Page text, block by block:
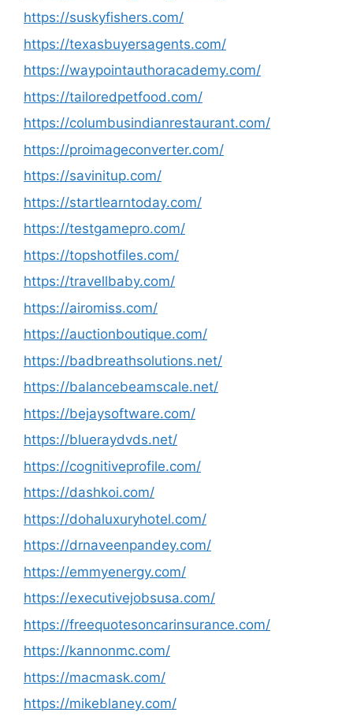
https://suskyfishers.com/
https://texasbuyersagents.com/
https://waypointauthoracademy.com/
https://tailoredpetfood.com/
https://columbusindianrestaurant.com/
https://proimageconverter.com/
https://savinitup.com/
https://startlearntoday.com/
https://testgamepro.com/
https://topshotfiles.com/
https://travellbaby.com/
https://airomiss.com/
https://auctionboutique.com/
https://badbreathsolutions.net/
https://balancebeamscale.net/
https://bejaysoftware.com/
https://blueraydvds.net/
https://cognitiveprofile.com/
https://dashkoi.com/
https://dohaluxuryhotel.com/
https://drnaveenpandey.com/
https://emmyenergy.com/
https://executivejobsusa.com/
https://freequotesoncarinsurance.com/
https://kannonmc.com/
https://macmask.com/
https://mikeblaney.com/